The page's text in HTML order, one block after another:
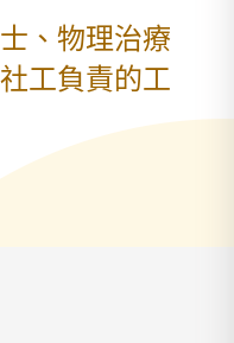
、物理治療
工負責的工